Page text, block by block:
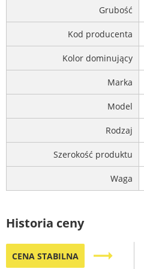
Grubość
Kod producenta
Kolor dominujący
Marka
Model
Rodzaj
Szerokość produktu
Waga
Historia ceny
CENA STABILNA trending_flat